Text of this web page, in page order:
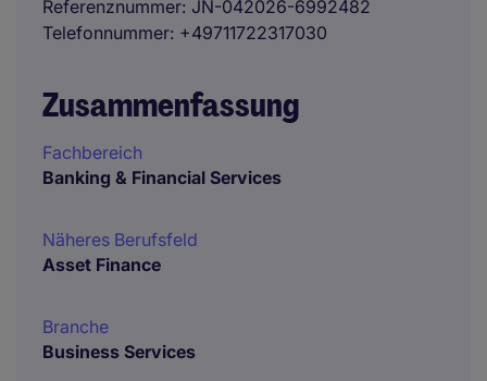
Referenznummer JN-042026-6992482
Telefonnummer +49711722317030
Zusammenfassung
Fachbereich
Banking & Financial Services
Näheres Berufsfeld
Asset Finance
Branche
Business Services